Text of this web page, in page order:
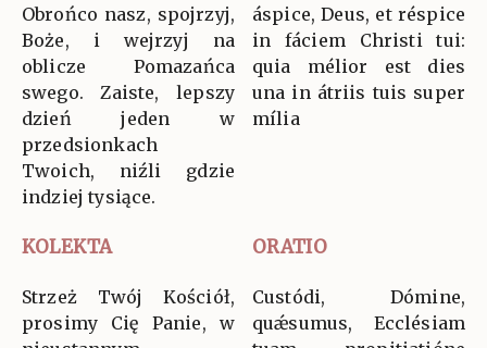
Obrońco nasz, spojrzyj,
Boże, i wejrzyj na
oblicze Pomazańca
swego. Zaiste, lepszy
dzień jeden w
przedsionkach
Twoich, niźli gdzie
indziej tysiące.
áspice, Deus, et réspice
in fáciem Christi tui:
quia mélior est dies
una in átriis tuis super
mília
KOLEKTA ORATIO
Strzeż Twój Kościół,
prosimy Cię Panie, w
Custódi, Dómine,
quǽsumus, Ecclésiam